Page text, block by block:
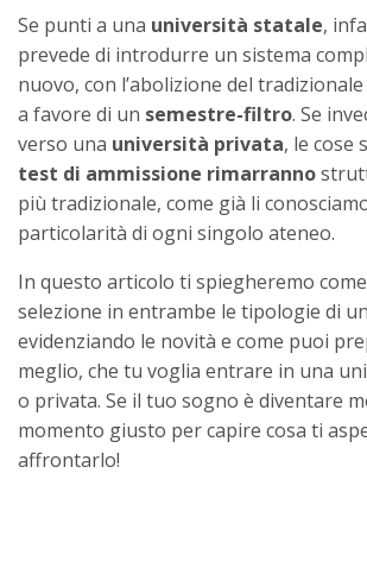
Se punti a una università statale,
prevede di introdurre un sistema
nuovo, con l’abolizione del
a favore di un semestre-filtro. Se
verso una università privata, le cose
test di ammissione rimarranno
più tradizionale, come già li
particolarità di ogni singolo ateneo.
In questo articolo ti spiegheremo
selezione in entrambe le tipologie di
evidenziando le novità e come puoi
meglio, che tu voglia entrare in una
o privata. Se il tuo sogno è diventare
momento giusto per capire cosa ti
affrontarlo!